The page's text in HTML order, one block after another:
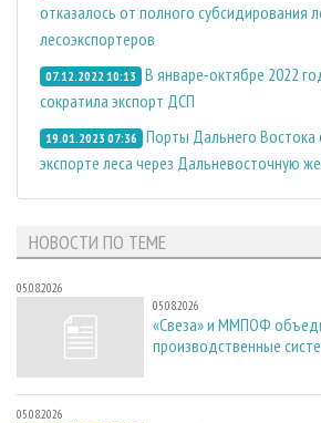
отказалось от полного субсидирования
лесоэкспортеров
07.12.2022 10:13 В январе-октябре 2022
сократила экспорт ДСП
19.01.2023 07:36 Порты Дальнего Востока
экспорте леса через Дальневосточную
НОВОСТИ ПО ТЕМЕ
05.08.2026
05.08.2026
«Свеза» и ММПОФ
производственные
05.08.2026